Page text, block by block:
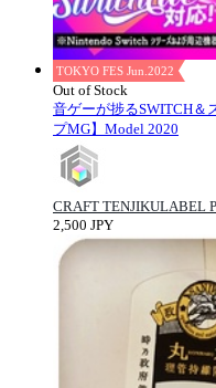
TOKYO FES Jun.2022
Out of Stock
音ゲーが捗るSWITCH＆
プMG】Model 2020
CRAFT TENJIKULABEL
2,500 JPY